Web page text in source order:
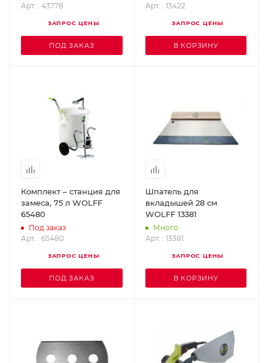
Арт. : 43778
ЗАПРОС ЦЕНЫ
ПОД ЗАКАЗ
Арт. : 13422
ЗАПРОС ЦЕНЫ
В КОРЗИНУ
Комплект – станция для
замеса, 75 л WOLFF
65480
Под заказ
Арт. : 65480
ЗАПРОС ЦЕНЫ
ПОД ЗАКАЗ
Шпатель для
вкладышей 28 см
WOLFF 13381
Много
Арт. : 13381
ЗАПРОС ЦЕНЫ
В КОРЗИНУ